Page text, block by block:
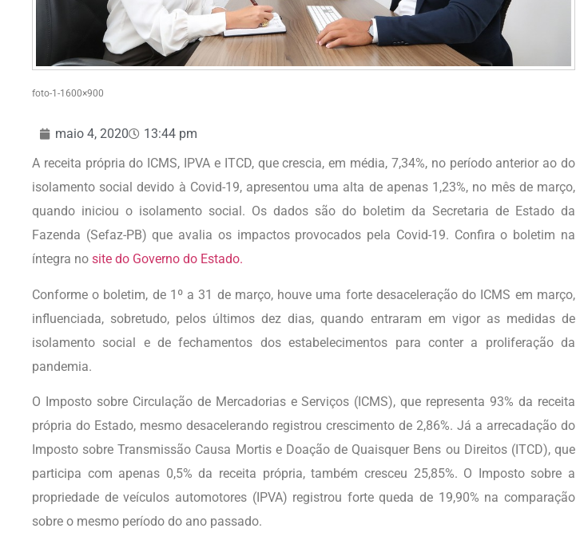
foto-1-1600×900
maio 4, 2020
13:44 pm
A receita própria do ICMS, IPVA e ITCD, que crescia, em média, 7,34%, no período anterior ao do
isolamento social devido à Covid-19, apresentou uma alta de apenas 1,23%, no mês de março,
quando iniciou o isolamento social. Os dados são do boletim da Secretaria de Estado da
Fazenda (Sefaz-PB) que avalia os impactos provocados pela Covid-19. Confira o boletim na
íntegra no site do Governo do Estado.
Conforme o boletim, de 1º a 31 de março, houve uma forte desaceleração do ICMS em março,
influenciada, sobretudo, pelos últimos dez dias, quando entraram em vigor as medidas de
isolamento social e de fechamentos dos estabelecimentos para conter a proliferação da
pandemia.
O Imposto sobre Circulação de Mercadorias e Serviços (ICMS), que representa 93% da receita
própria do Estado, mesmo desacelerando registrou crescimento de 2,86%. Já a arrecadação do
Imposto sobre Transmissão Causa Mortis e Doação de Quaisquer Bens ou Direitos (ITCD), que
participa com apenas 0,5% da receita própria, também cresceu 25,85%. O Imposto sobre a
propriedade de veículos automotores (IPVA) registrou forte queda de 19,90% na comparação
sobre o mesmo período do ano passado.